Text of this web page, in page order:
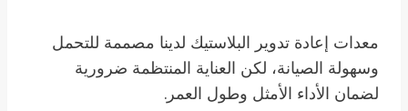
معدات إعادة تدوير البلاستيك لدينا مصممة للتحمل
وسهولة الصيانة، لكن العناية المنتظمة ضرورية
لضمان الأداء الأمثل وطول العمر.